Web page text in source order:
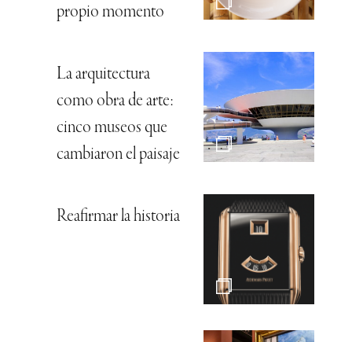
propio momento
La arquitectura
como obra de arte:
cinco museos que
cambiaron el paisaje
Reafirmar la historia